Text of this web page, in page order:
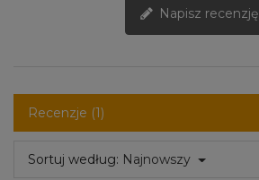
Napisz recenzję
Recenzje (1)
Sortuj według: Najnowszy